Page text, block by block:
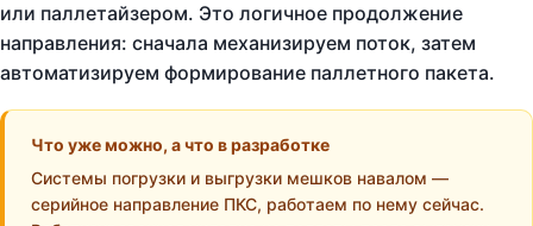
или паллетайзером. Это логичное продолжение
направления: сначала механизируем поток, затем
автоматизируем формирование паллетного пакета.
Что уже можно, а что в разработке
Системы погрузки и выгрузки мешков навалом —
серийное направление ПКС, работаем по нему сейчас.